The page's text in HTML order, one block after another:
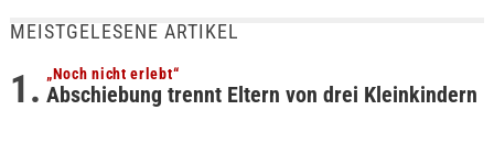
MEISTGELESENE ARTIKEL
„Noch nicht erlebt“
Abschiebung trennt Eltern von drei Kleinkindern